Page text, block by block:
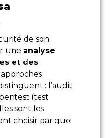
de son
une analyse
et des
: l’audit
(test
sont les
choisir par quoi